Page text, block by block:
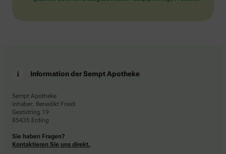
Information der Sempt Apotheke
Sempt Apotheke
Inhaber: Benedikt Friedl
Gestütring 19
85435 Erding
Sie haben Fragen?
Kontaktieren Sie uns direkt.